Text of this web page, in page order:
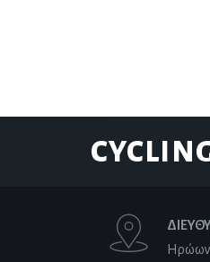
Ηρώων